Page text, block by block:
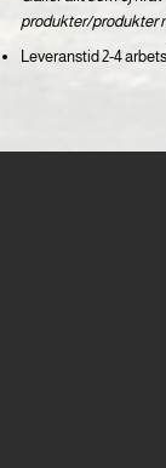
produkter/produkter
Leveranstid 2-4